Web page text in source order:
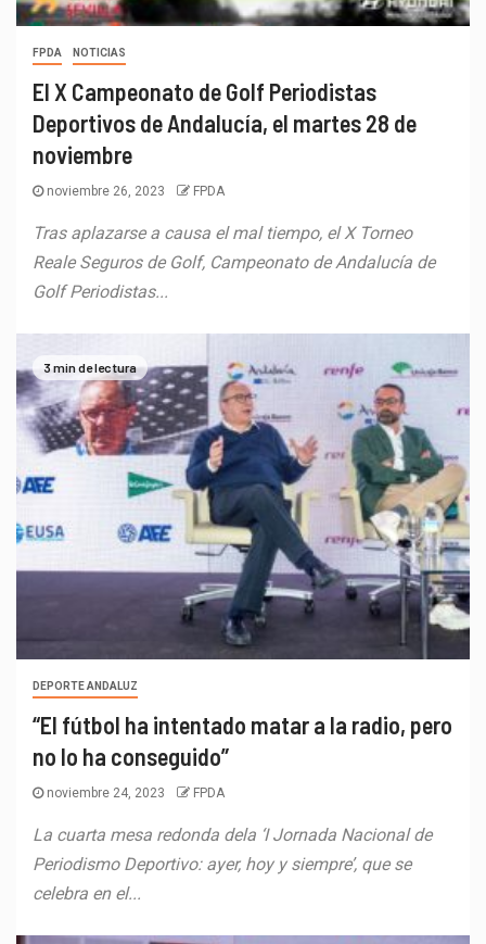
FPDA NOTICIAS
El X Campeonato de Golf Periodistas
Deportivos de Andalucía, el martes 28 de
noviembre
noviembre 26, 2023 FPDA
Tras aplazarse a causa el mal tiempo, el X Torneo
Reale Seguros de Golf, Campeonato de Andalucía de
Golf Periodistas...
3 min de lectura
DEPORTE ANDALUZ
“El fútbol ha intentado matar a la radio, pero
no lo ha conseguido”
noviembre 24, 2023 FPDA
La cuarta mesa redonda dela ‘I Jornada Nacional de
Periodismo Deportivo: ayer, hoy y siempre’, que se
celebra en el...